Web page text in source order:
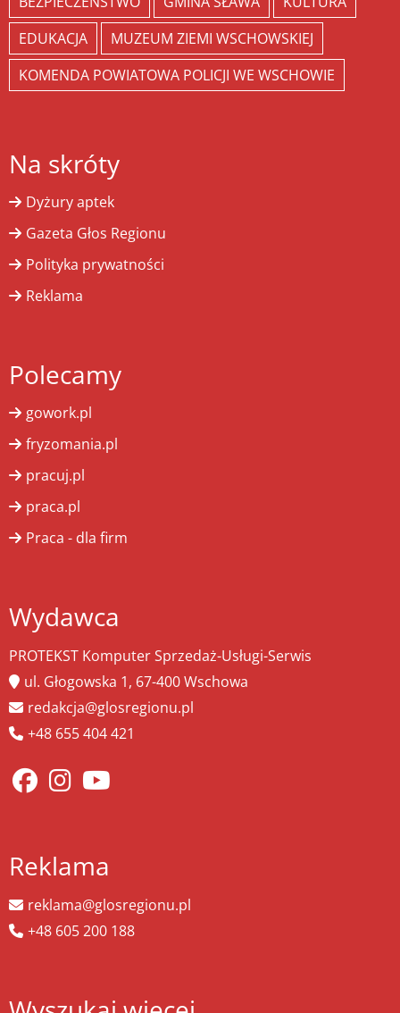
EDUKACJA
MUZEUM ZIEMI WSCHOWSKIEJ
KOMENDA POWIATOWA POLICJI WE WSCHOWIE
Na skróty
Dyżury aptek
Gazeta Głos Regionu
Polityka prywatności
Reklama
Polecamy
gowork.pl
fryzomania.pl
pracuj.pl
praca.pl
Praca - dla firm
Wydawca
PROTEKST Komputer Sprzedaż-Usługi-Serwis
ul. Głogowska 1, 67-400 Wschowa
redakcja@glosregionu.pl
+48 655 404 421
Reklama
reklama@glosregionu.pl
+48 605 200 188